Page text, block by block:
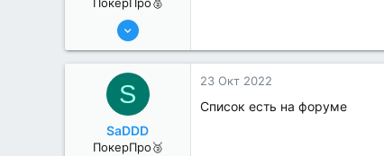
13 Июн 2022
2
S
SaDDD
ПокерПро🥉
23 Окт 2022
Список есть на форуме